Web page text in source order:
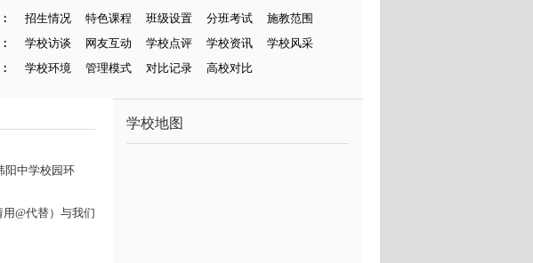
招生情况 特色课程 班级设置 分班考试
施教范围
学校访谈 网友互动 学校点评 学校资讯
学校风采
学校环境 管理模式 对比记录 高校对比
阳中学校园环
@代替）与我们
学校地图